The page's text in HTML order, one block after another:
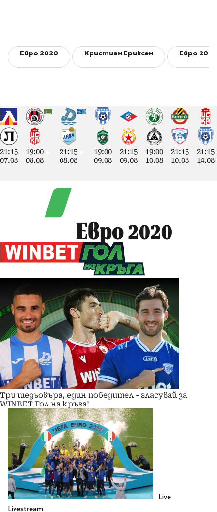
Евро 2020 Кристиан Ериксен Евро
21:15
07.08
19:00
08.08
21:15
08.08
19:00
09.08
21:15
09.08
19:00
10.08
21:15
10.08
21:15
14.08
Евро 2020
Три шедьовъра, един победител - гласувай за
WINBET Гол на кръга!
Live
Livestream